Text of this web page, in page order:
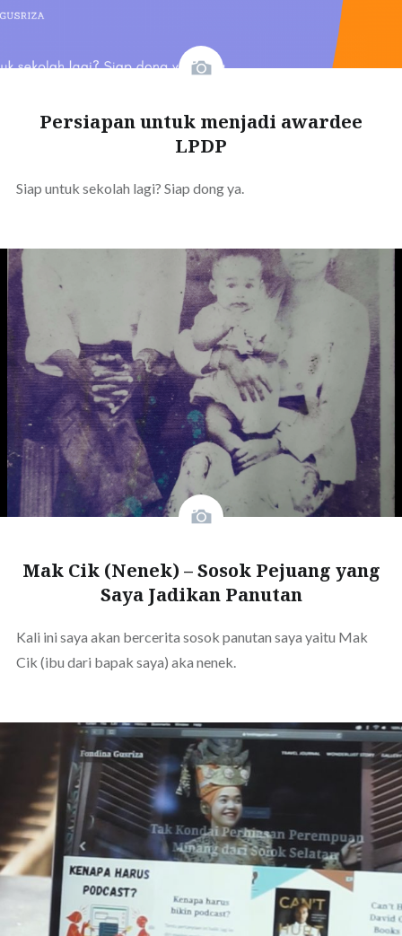
Persiapan untuk menjadi awardee
LPDP
Siap untuk sekolah lagi? Siap dong ya.
Mak Cik (Nenek) – Sosok Pejuang yang
Saya Jadikan Panutan
Kali ini saya akan bercerita sosok panutan saya yaitu Mak
Cik (ibu dari bapak saya) aka nenek.